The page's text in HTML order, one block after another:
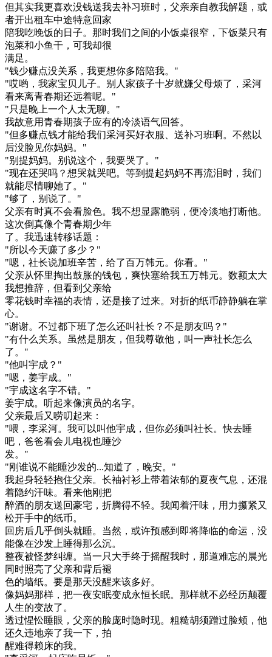
但其实我更喜欢没钱送我去补习班时，父亲亲自教我解题，或
者开出租车中途特意回家
陪我吃晚饭的日子。那时我们之间的小饭桌很窄，下饭菜只有
泡菜和小鱼干，可我却很
满足。
"钱少赚点没关系，我更想你多陪陪我。"
"哎哟，我家宝贝儿子。别人家孩子十岁就嫌父母烦了，采河
看来离青春期还远着呢。"
"只是晚上一个人太无聊。"
我故意用青春期孩子应有的冷淡语气回答。
"但多赚点钱才能给我们采河买好衣服、送补习班啊。不然以
后没脸见你妈妈。"
"别提妈妈。别说这个，我要哭了。"
"现在还哭吗？想哭就哭吧。等到提起妈妈不再流泪时，我们
就能尽情聊她了。"
"够了，别说了。"
父亲有时真不会看脸色。我不想显露脆弱，便冷淡地打断他。
这次倒真像个青春期少年
了。我迅速转移话题：
"所以今天赚了多少？"
"嗯，社长说加班辛苦，给了百万韩元。你看。"
父亲从怀里掏出鼓胀的钱包，爽快塞给我五万韩元。数额太大
我想推辞，但看到父亲给
零花钱时幸福的表情，还是接了过来。对折的纸币静静躺在掌
心。
"谢谢。不过都下班了怎么还叫社长？不是朋友吗？"
"有什么关系。虽然是朋友，但我尊敬他，叫一声社长怎么
了。"
"他叫宇成？"
"嗯，姜宇成。"
"宇成这名字不错。"
姜宇成。听起来像演员的名字。
父亲最后又唠叨起来：
"喂，李采河。我可以叫他宇成，但你必须叫社长。快去睡
吧，爸爸看会儿电视也睡沙
发。"
"刚谁说不能睡沙发的...知道了，晚安。"
我起身轻轻抱住父亲。长袖衬衫上带着浓郁的夏夜气息，还混
着隐约汗味。看来他刚把
醉酒的朋友送回豪宅，折腾得不轻。我闻着汗味，用力攥紧又
松开手中的纸币。
回房后几乎倒头就睡。当然，或许预感到即将降临的命运，没
能像在沙发上睡得那么沉。
整夜被怪梦纠缠。当一只大手终于摇醒我时，那道难忘的晨光
同时照亮了父亲和背后褪
色的墙纸。要是那天没醒来该多好。
像妈妈那样，把一夜安眠变成永恒长眠。那样就不必经历颠覆
人生的变故了。
透过惺忪睡眼，父亲的脸庞时隐时现。粗糙胡须蹭过脸颊，他
还久违地亲了我一下，拍
醒难得赖床的我。